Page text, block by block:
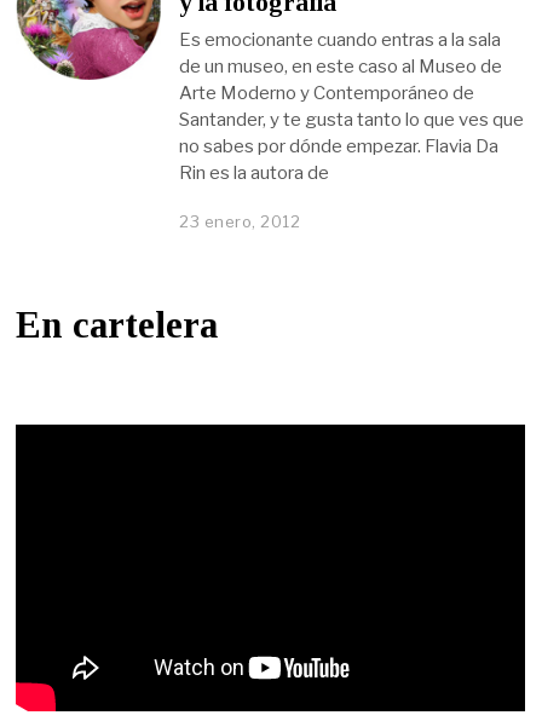
Es emocionante cuando entras a la sala
de un museo, en este caso al Museo de
Arte Moderno y Contemporáneo de
Santander, y te gusta tanto lo que ves que
no sabes por dónde empezar. Flavia Da
Rin es la autora de
23 enero, 2012
En cartelera